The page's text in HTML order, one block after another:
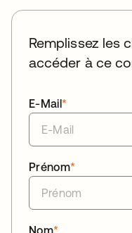
Remplissez les
accéder à ce
*
E-Mail
*
Prénom
*
Nom